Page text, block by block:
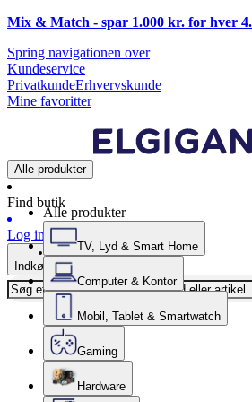
Mix & Match - spar 1.000 kr. for hver
Spring navigationen over
Kundeservice
PrivatkundeErhvervskunde
Mine favoritter
Alle produkter
Find butik
Log ind
Indkøbskurv
Alle produkter
TV, Lyd & Smart Home
Computer & Kontor
Mobil, Tablet & Smartwatch
Gaming
Hardware